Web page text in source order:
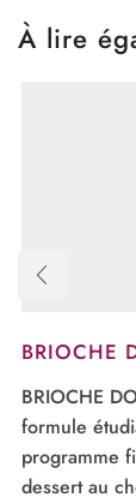
À lire
BRIOCHE
BRIOCHE
formule
programme
dessert au